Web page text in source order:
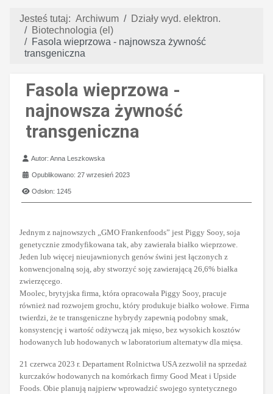
Jesteś tutaj: Archiwum
Działy wyd. elektron.
Biotechnologia (el)
Fasola wieprzowa - najnowsza żywność
transgeniczna
Fasola wieprzowa -
najnowsza żywność
transgeniczna
Szczegóły
Autor:Anna Leszkowska
Opublikowano: 27 wrzesień 2023
Odsłon: 1245
Jednym z najnowszych „GMO Frankenfoods” jest Piggy Sooy, soja
genetycznie zmodyfikowana tak, aby zawierała białko wieprzowe.
Jeden lub więcej nieujawnionych genów świni jest łączonych z
konwencjonalną soją, aby stworzyć soję zawierającą 26,6% białka
zwierzęcego.
Moolec, brytyjska firma, która opracowała Piggy Sooy, pracuje
również nad rozwojem grochu, który produkuje białko wołowe. Firma
twierdzi, że te transgeniczne hybrydy zapewnią podobny smak,
konsystencję i wartość odżywczą jak mięso, bez wysokich kosztów
hodowanych lub hodowanych w laboratorium alternatyw dla mięsa.
21 czerwca 2023 r. Departament Rolnictwa USA zezwolił na sprzedaż
kurczaków hodowanych na komórkach firmy Good Meat i Upside
Foods. Obie planują najpierw wprowadzić swojego syntetycznego